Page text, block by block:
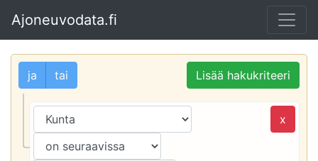
Ajoneuvodata.fi
Lisää hakukriteeri
ja tai
x